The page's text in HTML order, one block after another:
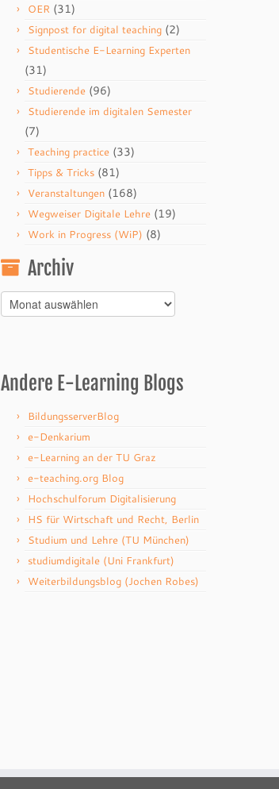
OER (31)
Signpost for digital teaching (2)
Studentische E-Learning Experten
(31)
Studierende (96)
Studierende im digitalen Semester
(7)
Teaching practice (33)
Tipps & Tricks (81)
Veranstaltungen (168)
Wegweiser Digitale Lehre (19)
Work in Progress (WiP) (8)
Archiv
Archiv
Andere E-Learning Blogs
BildungsserverBlog
e-Denkarium
e-Learning an der TU Graz
e-teaching.org Blog
Hochschulforum Digitalisierung
HS für Wirtschaft und Recht, Berlin
Studium und Lehre (TU München)
studiumdigitale (Uni Frankfurt)
Weiterbildungsblog (Jochen Robes)